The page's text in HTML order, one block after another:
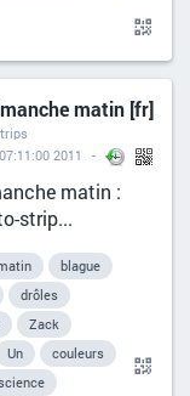
matin [fr]
2011
matin :
strip...
blague
drôles
Zack
Un
couleurs